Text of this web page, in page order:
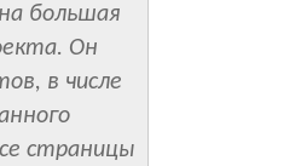
большая
Он
в числе
страницы